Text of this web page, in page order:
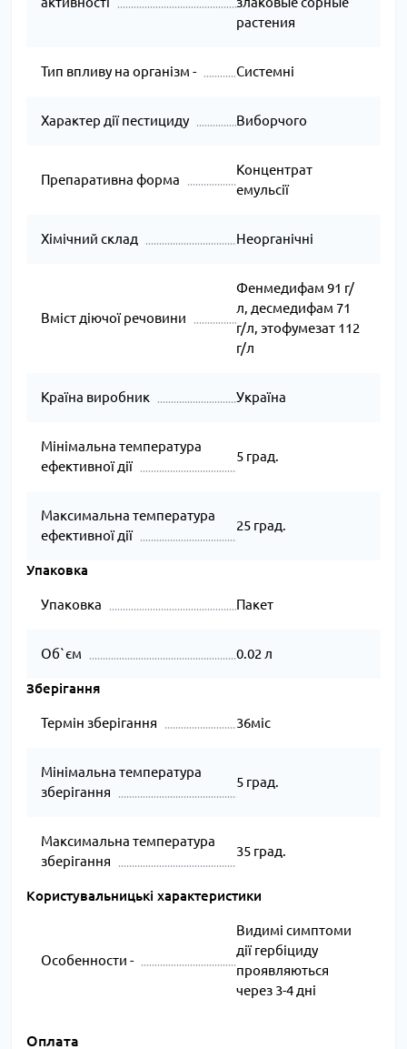
растения
Тип впливу на організм - Системні
Характер дії пестициду Виборчого
Препаративна форма
Концентрат
емульсії
Хімічний склад Неорганічні
Вміст діючої речовини
Фенмедифам 91 г/
л, десмедифам 71
г/л, этофумезат 112
г/л
Країна виробник Україна
Мінімальна температура
ефективної дії
5 град.
Максимальна температура
ефективної дії
25 град.
Упаковка
Упаковка Пакет
Об`єм 0.02 л
Зберігання
Термін зберігання 36міс
Мінімальна температура
зберігання
5 град.
Максимальна температура
зберігання
35 град.
Користувальницькі характеристики
Особенности -
Видимі симптоми
дії гербіциду
проявляються
через 3-4 дні
Оплата